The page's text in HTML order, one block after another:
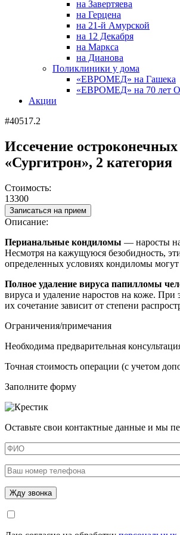
на Завертяева
на Герцена
на 21-й Амурской
на 12 Декабря
на Маркса
на Дианова
Поликлиники у дома
«ЕВРОМЕД» на Гашека
«ЕВРОМЕД» на 70 лет
Акции
#40517.2
Иссечение
«Сургитрон», 2 категория
Стоимость:
13300
Записаться на прием
Описание:
Перианальные кондиломы — наросты
Несмотря на кажущуюся безобидность,
определенных условиях кондиломы
Полное удаление вируса папилломы
вируса и удаление наростов на коже.
их сочетание зависит от степени
Ограничения/примечания
Необходима предварительная
Точная стоимость операции (с учетом
Заполните форму
Оставьте свои контактные данные и мы